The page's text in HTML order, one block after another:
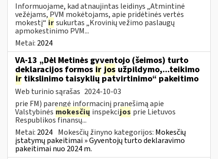
Informuojame, kad atnaujintas leidinys „Atmintinė
vežėjams, PVM mokėtojams, apie pridėtinės vertės
mokestį“ irsukurtas „Krovinių vežimo paslaugų
apmokestinimo PVM...
Metai: 2024
VA-13 „Dėl Metinės gyventojo (šeimos) turto
deklaracijos formos ir jos užpildymo,...teikimo
ir tikslinimo taisyklių patvirtinimo“ pakeitimo
Web turinio sąrašas 2024-10-03
prie FM) parengė informacinį pranešimą apie
Valstybinės mokesčių inspekcijos prie Lietuvos
Respublikos finansų...
Metai: 2024 Mokesčių žinyno kategorijos: Mokesčių
įstatymų pakeitimai » Gyventojų turto deklaravimo
pakeitimai nuo 2024 m.